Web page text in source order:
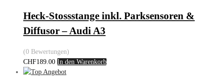
Heck-Stossstange inkl. Parksensoren &
Diffusor – Audi A3
(0 Bewertungen)
CHF189.00 In den Warenkorb